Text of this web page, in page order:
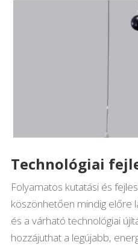
Technológiai
Folyamatos kutatási és
köszönhetően mindig előre
és a várható technológiai
hozzájuthat a legújabb,